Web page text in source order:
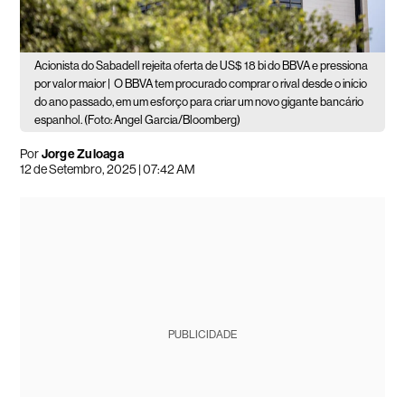
Acionista do Sabadell rejeita oferta de US$ 18 bi do BBVA e pressiona
por valor maior | O BBVA tem procurado comprar o rival desde o início
do ano passado, em um esforço para criar um novo gigante bancário
espanhol. (Foto: Angel Garcia/Bloomberg)
PorJorge Zuloaga
12 de Setembro, 2025 | 07:42 AM
PUBLICIDADE